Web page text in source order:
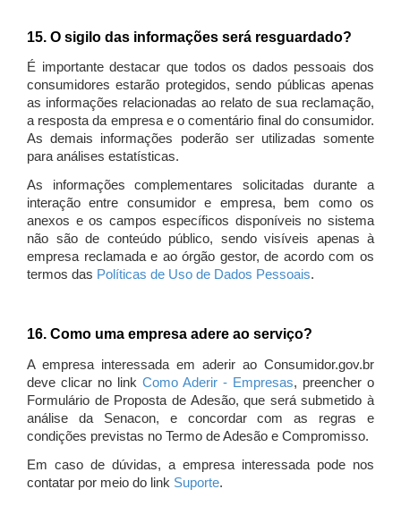
15. O sigilo das informações será resguardado?
É importante destacar que todos os dados pessoais dos
consumidores estarão protegidos, sendo públicas apenas
as informações relacionadas ao relato de sua reclamação,
a resposta da empresa e o comentário final do consumidor.
As demais informações poderão ser utilizadas somente
para análises estatísticas.
As informações complementares solicitadas durante a
interação entre consumidor e empresa, bem como os
anexos e os campos específicos disponíveis no sistema
não são de conteúdo público, sendo visíveis apenas à
empresa reclamada e ao órgão gestor, de acordo com os
termos das Políticas de Uso de Dados Pessoais.
16. Como uma empresa adere ao serviço?
A empresa interessada em aderir ao Consumidor.gov.br
deve clicar no link Como Aderir - Empresas, preencher o
Formulário de Proposta de Adesão, que será submetido à
análise da Senacon, e concordar com as regras e
condições previstas no Termo de Adesão e Compromisso.
Em caso de dúvidas, a empresa interessada pode nos
contatar por meio do link Suporte.